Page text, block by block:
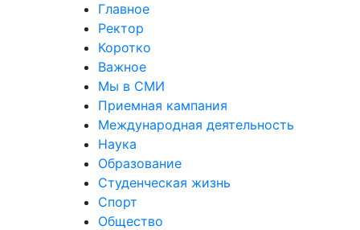
Главное
Ректор
Коротко
Важное
Мы в СМИ
Приемная кампания
Международная деятельность
Наука
Образование
Студенческая жизнь
Спорт
Общество